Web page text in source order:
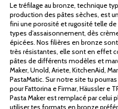
Le tréfilage au bronze, technique
production des pâtes sèches, est
fini une porosité et rugosité telle
types d’assaisonnement, dès
épicées. Nos filières en bronze sont
très résistantes, elle sont en effet
pâtes de différents modèles et
Maker, Unold, Ariete, KitchenAid,
PastaMatic. Sur notre site tu
pour Fattorina e Firmar, Häussler e
Pasta Maker est remplacé par celui
utiliser tes formats en bronze